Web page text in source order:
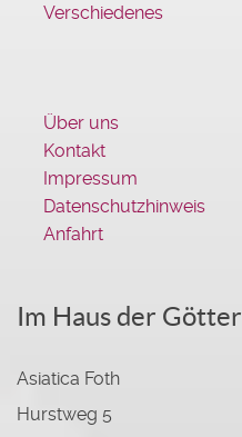
Verschiedenes
Über uns
Kontakt
Impressum
Datenschutzhinweis
Anfahrt
Im Haus der Götter
Asiatica Foth
Hurstweg 5